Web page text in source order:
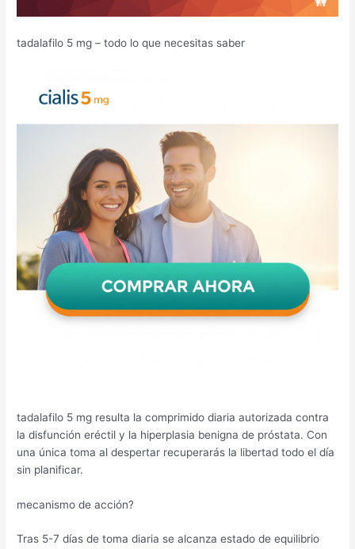
tadalafilo 5 mg – todo lo que necesitas saber
tadalafilo 5 mg resulta la comprimido diaria autorizada contra
la disfunción eréctil y la hiperplasia benigna de próstata. Con
una única toma al despertar recuperarás la libertad todo el día
sin planificar.
mecanismo de acción?
Tras 5-7 días de toma diaria se alcanza estado de equilibrio